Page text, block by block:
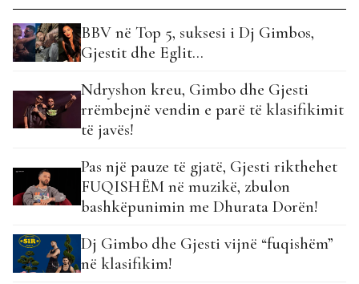
BBV në Top 5, suksesi i Dj Gimbos,
Gjestit dhe Eglit…
Ndryshon kreu, Gimbo dhe Gjesti
rrëmbejnë vendin e parë të klasifikimit
të javës!
Pas një pauze të gjatë, Gjesti rikthehet
FUQISHËM në muzikë, zbulon
bashkëpunimin me Dhurata Dorën!
Dj Gimbo dhe Gjesti vijnë “fuqishëm”
në klasifikim!